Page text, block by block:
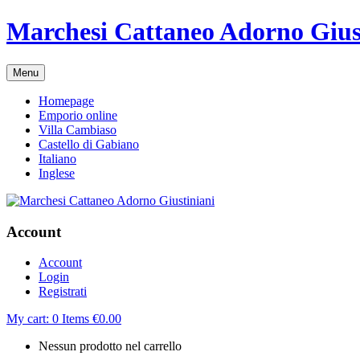
Marchesi Cattaneo Adorno
Menu
Homepage
Emporio online
Villa Cambiaso
Castello di Gabiano
Italiano
Inglese
Account
Account
Login
Registrati
My cart: 0 Items €0.00
Nessun prodotto nel carrello